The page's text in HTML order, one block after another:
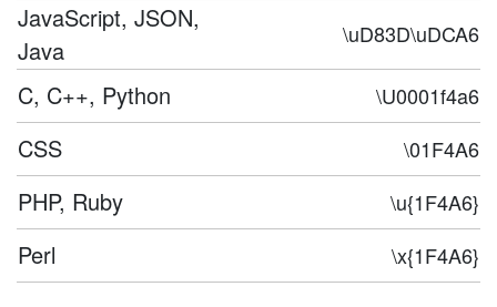
JavaScript, JSON,
Java
\uD83D\uDCA6
C, C++, Python \U0001f4a6
CSS \01F4A6
PHP, Ruby \u{1F4A6}
Perl \x{1F4A6}